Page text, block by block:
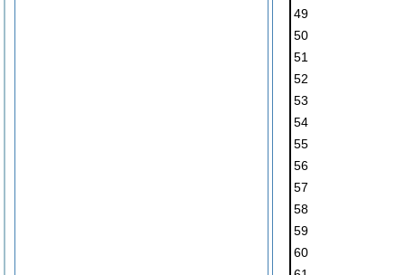
49
50
51
52
53
54
55
56
57
58
59
60